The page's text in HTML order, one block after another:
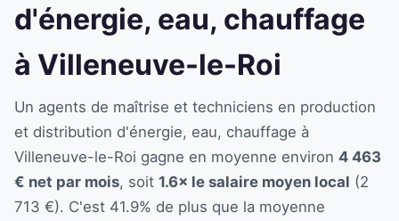
d'énergie, eau, chauffage
à Villeneuve-le-Roi
Un agents de maîtrise et techniciens en production
et distribution d'énergie, eau, chauffage à
Villeneuve-le-Roi gagne en moyenne environ 4 463
€ net par mois, soit 1.6× le salaire moyen local (2
713 €). C'est 41.9% de plus que la moyenne